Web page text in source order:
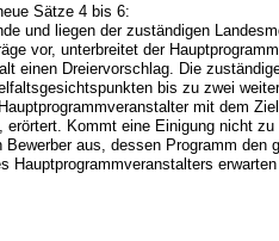
Sätze 4 bis 6:
und liegen der zuständigen
vor, unterbreitet der
einen Dreiervorschlag. Die
bis zu zwei
mit dem
erörtert. Kommt eine Einigung nicht
aus, dessen Programm den
Hauptprogrammveranstalters